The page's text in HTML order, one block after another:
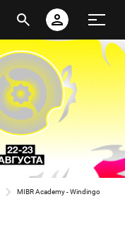
MIBR Academy - Windingo